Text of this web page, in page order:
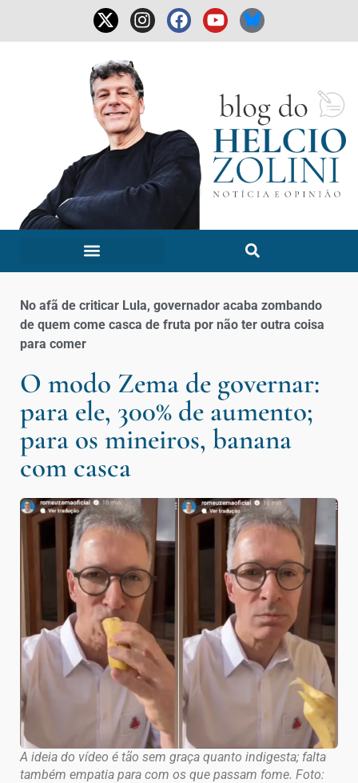
No afã de criticar Lula, governador acaba zombando
de quem come casca de fruta por não ter outra coisa
para comer
O modo Zema de governar:
para ele, 300% de aumento;
para os mineiros, banana
com casca
A ideia do vídeo é tão sem graça quanto indigesta; falta
também empatia para com os que passam fome. Foto: